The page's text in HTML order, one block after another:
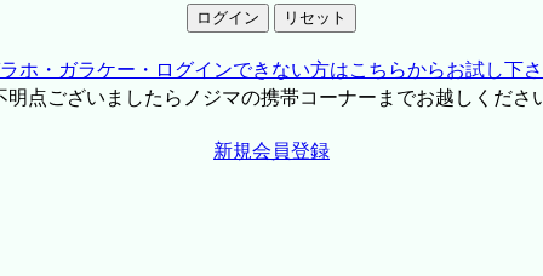
ホ・ガラケー・ログインできない方はこちらからお試し下
点ございましたらノジマの携帯コーナーまでお越しくださ
新規会員登録